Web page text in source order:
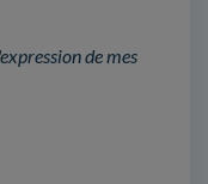
de mes